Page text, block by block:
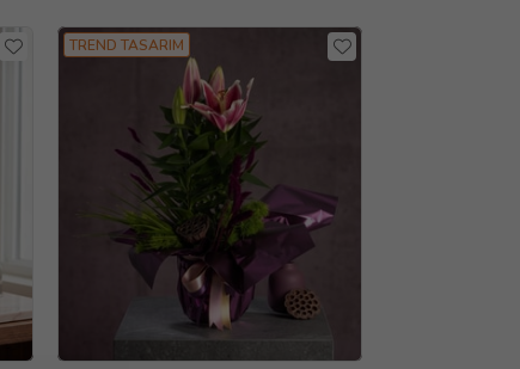
TREND TASARIM